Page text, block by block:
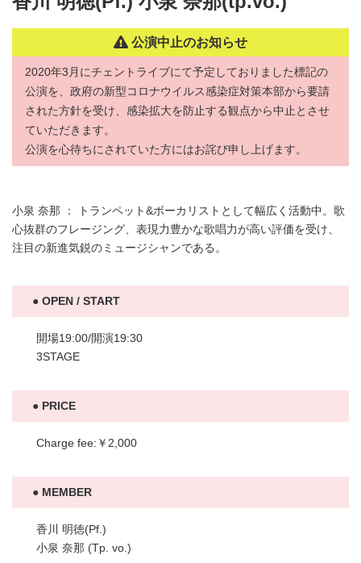
公演中止のお知らせ
2020年3月にチェントライブにて予定しておりました標記の
公演を、政府の新型コロナウイルス感染症対策本部から要請
された方針を受け、感染拡大を防止する観点から中止とさせ
ていただきます。
公演を心待ちにされていた方にはお詫び申し上げます。
小泉 奈那 ： トランペット&ボーカリストとして幅広く活動中。歌
心抜群のフレージング、表現力豊かな歌唱力が高い評価を受け、
注目の新進気鋭のミュージシャンである。
OPEN / START
開場19:00/開演19:30
3STAGE
PRICE
Charge fee:￥2,000
MEMBER
香川 明徳(Pf.)
小泉 奈那 (Tp. vo.)